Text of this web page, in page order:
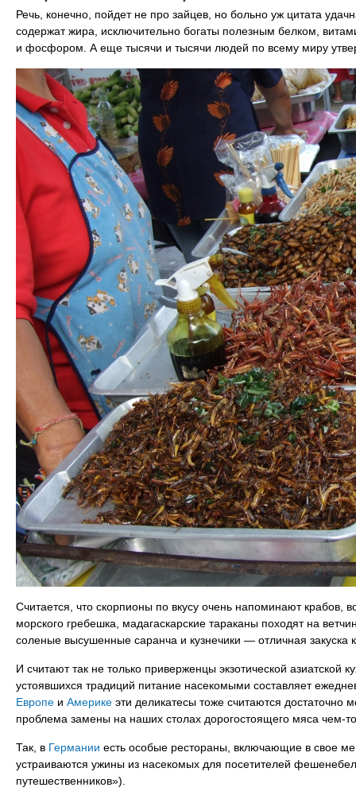
Речь, конечно, пойдет не про зайцев, но больно уж цитата
содержат жира, исключительно богаты полезным белком,
и фосфором. А еще тысячи и тысячи людей по всему миру
Считается, что скорпионы по вкусу очень напоминают крабов,
морского гребешка, мадагаскарские тараканы походят на
соленые высушенные саранча и кузнечики — отличная закуска
И считают так не только приверженцы экзотической азиатской
устоявшихся традиций питание насекомыми составляет
Европе и Америке эти деликатесы тоже считаются
проблема замены на наших столах дорогостоящего мяса чем-
Так, в Германии есть особые рестораны, включающие в свое
устраиваются ужины из насекомых для посетителей
путешественников»).